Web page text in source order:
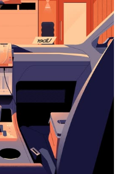
اضغط
على
زر
الخروج
لإغلاق
التقويم.